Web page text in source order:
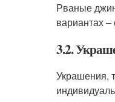
Рваные
вариантах
3.2.
Украшения,